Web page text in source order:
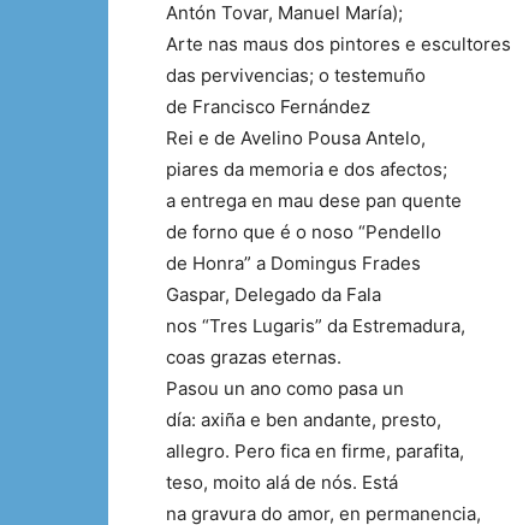
Antón Tovar, Manuel María);
Arte nas maus dos pintores e escultores
das pervivencias; o testemuño
de Francisco Fernández
Rei e de Avelino Pousa Antelo,
piares da memoria e dos afectos;
a entrega en mau dese pan quente
de forno que é o noso “Pendello
de Honra” a Domingus Frades
Gaspar, Delegado da Fala
nos “Tres Lugaris” da Estremadura,
coas grazas eternas.
Pasou un ano como pasa un
día: axiña e ben andante, presto,
allegro. Pero fica en firme, parafita,
teso, moito alá de nós. Está
na gravura do amor, en permanencia,